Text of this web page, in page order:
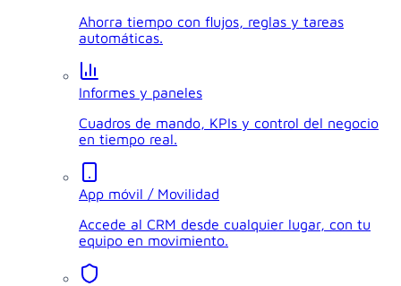
Ahorra tiempo con flujos, reglas y tareas
automáticas.
Informes y paneles
Cuadros de mando, KPIs y control del negocio
en tiempo real.
App móvil / Movilidad
Accede al CRM desde cualquier lugar, con tu
equipo en movimiento.